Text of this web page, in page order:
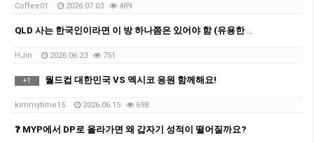
Coffee01 2026.07.03 489
HJin 2026.06.23 751
+1 월드컵 대한민국 VS 멕시코 응원 함께해요!
kimmytime15 2026.06.15 698
❓ MYP에서 DP로 올라가면 왜 갑자기 성적이 떨어질까요?